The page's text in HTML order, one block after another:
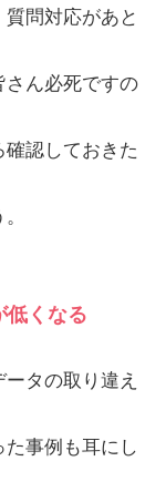
問対応があと
さん必死ですの
認しておきた
低くなる
タの取り違え
事例も耳にし